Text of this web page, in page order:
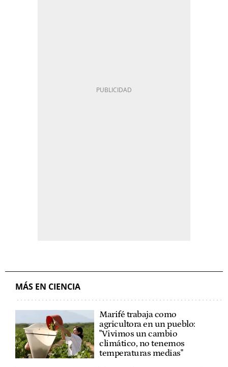
MÁS EN CIENCIA
Marifé trabaja como
agricultora en un pueblo:
"Vivimos un cambio
climático, no tenemos
temperaturas medias"